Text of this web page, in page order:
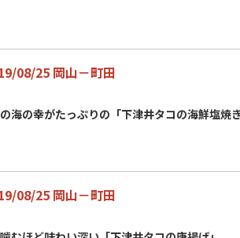
08/25 岡山－町田
海の幸がたっぷりの「下津井タコの海鮮塩焼き
08/25 岡山－町田